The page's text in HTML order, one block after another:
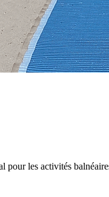
pour les activités